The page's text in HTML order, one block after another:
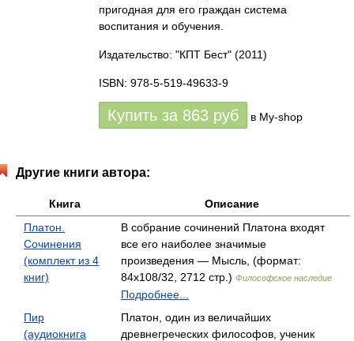
пригодная для его граждан система
воспитания и обучения.
Издательство: "КПТ Бест" (2011)
ISBN: 978-5-519-49633-9
Купить за 863 руб в My-shop
Другие книги автора:
Книга
Описание
Платон.
Сочинения
(комплект из 4
книг)
В собрание сочинений Платона входят
все его наиболее значимые
произведения — Мысль, (формат:
84x108/32, 2712 стр.) Философское наследие
Подробнее...
Пир
(аудиокнига
Платон, один из величайших
древнегреческих философов, ученик